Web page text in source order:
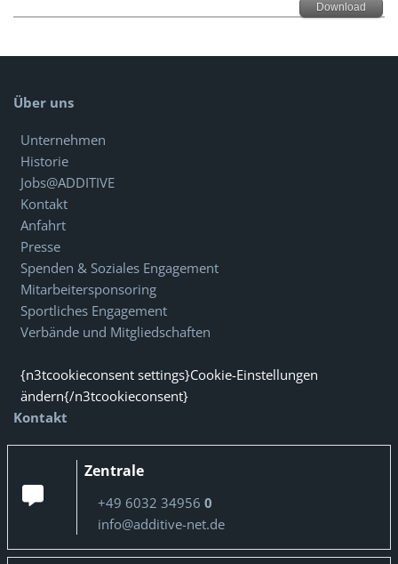
Download
Über uns
Unternehmen
Historie
Jobs@ADDITIVE
Kontakt
Anfahrt
Presse
Spenden & Soziales Engagement
Mitarbeitersponsoring
Sportliches Engagement
Verbände und Mitgliedschaften
{n3tcookieconsent settings}Cookie-Einstellungen
ändern{/n3tcookieconsent}
Kontakt
Zentrale
+49 6032 34956 0
info@additive-net.de